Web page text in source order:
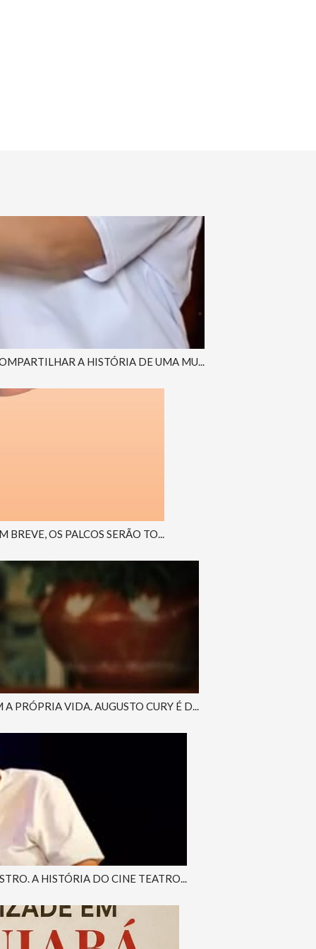
A HISTÓRIA DE UMA MU...
OS PALCOS SERÃO TO...
PRÓPRIA VIDA. AUGUSTO CURY É D...
A HISTÓRIA DO CINE TEATRO...